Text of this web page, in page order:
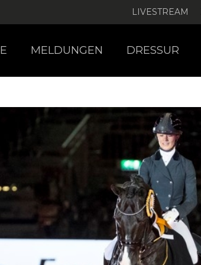
LIVESTREAM
MELDUNGEN DRESSUR